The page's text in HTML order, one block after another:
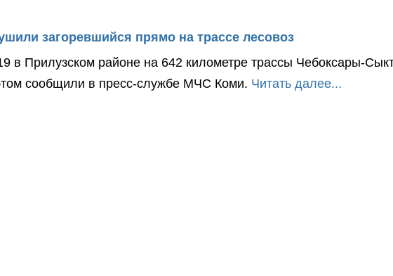
загоревшийся прямо на трассе лесовоз
в Прилузском районе на 642 километре трассы Чебоксары-
сообщили в пресс-службе МЧС Коми. Читать далее...